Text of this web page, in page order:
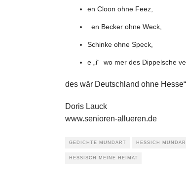
en Cloon ohne Feez,
en Becker ohne Weck,
Schinke ohne Speck,
e „i“ wo mer des Dippelsche
des wär Deutschland ohne Hesse“
Doris Lauck
www.senioren-allueren.de
GEDICHTE MUNDART HESSICH
HESSISCH MEINE HEIMAT